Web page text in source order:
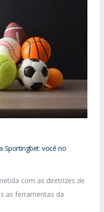
Sportingbet: você no
com as diretrizes de
as ferramentas da